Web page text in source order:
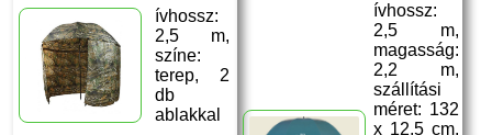
ívhossz:
2,5 m,
színe:
terep, 2
db
ablakkal
ívhossz:
2,5 m,
magasság:
2,2 m,
szállítási
méret: 132
x 12,5 cm,